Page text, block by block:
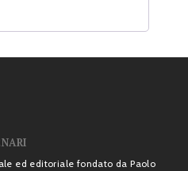
ed editoriale fondato da Paolo